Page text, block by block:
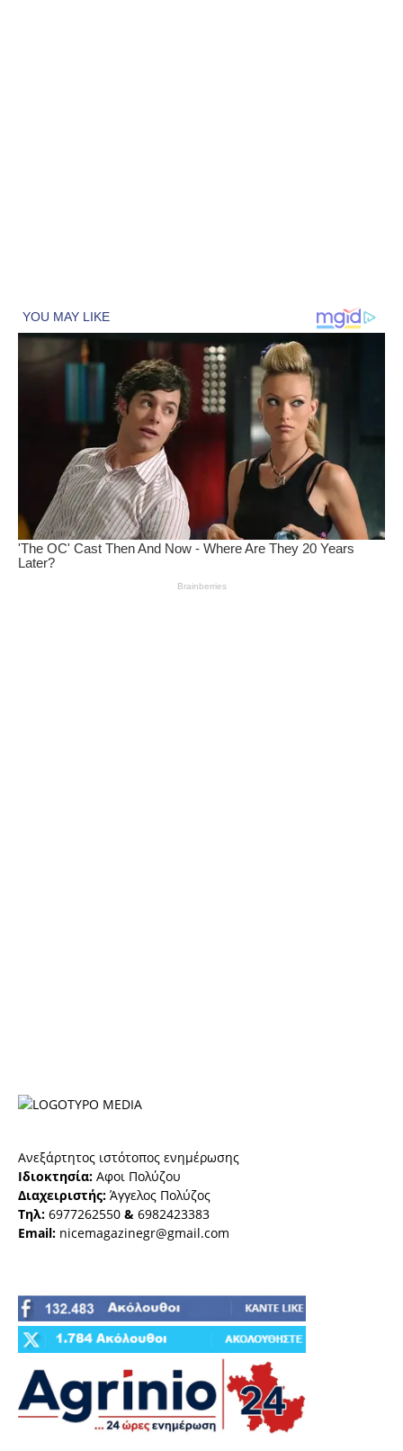
Ανεξάρτητος ιστότοπος ενημέρωσης
Ιδιοκτησία: Αφοι Πολύζου
Διαχειριστής: Άγγελος Πολύζος
Τηλ: 6977262550 & 6982423383
Email: nicemagazinegr@gmail.com